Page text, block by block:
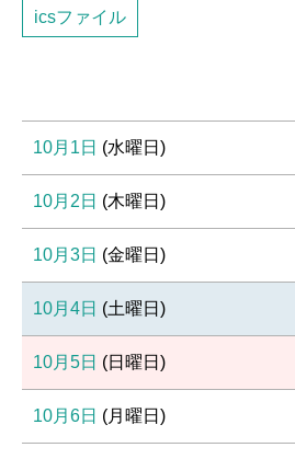
icsファイル
10月1日 (水曜日 )
10月2日 (木曜日 )
10月3日 (金曜日 )
10月4日 (土曜日 )
10月5日 (日 曜日 )
10月6日 (月 曜日 )